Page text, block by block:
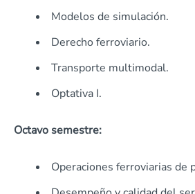
Modelos de simulación.
Derecho ferroviario.
Transporte multimodal.
Optativa I.
Octavo semestre:
Operaciones ferroviarias de